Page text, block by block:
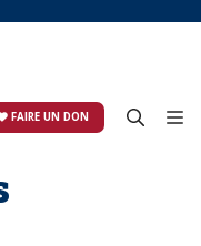
FAIRE UN DON